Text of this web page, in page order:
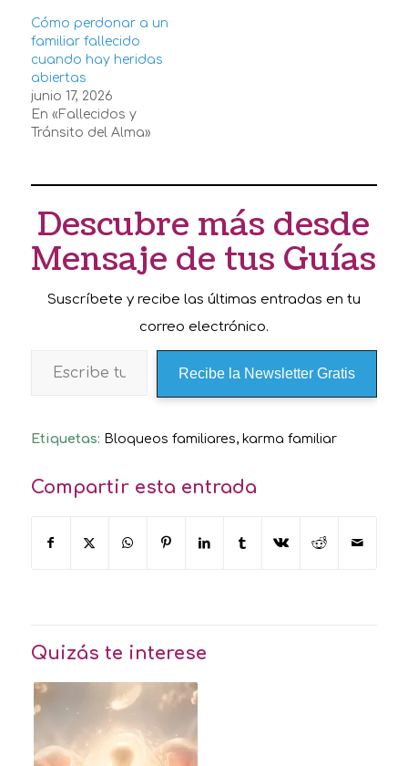
Cómo perdonar a un
familiar fallecido
cuando hay heridas
abiertas
junio 17, 2026
En «Fallecidos y
Tránsito del Alma»
Descubre más desde
Mensaje de tus Guías
Suscríbete y recibe las últimas entradas en tu
correo electrónico.
Recibe la Newsletter Gratis
Etiquetas: Bloqueos familiares, karma familiar
Compartir esta entrada
Quizás te interese